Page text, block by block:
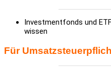
Invest­ment­fonds und
wissen
Für